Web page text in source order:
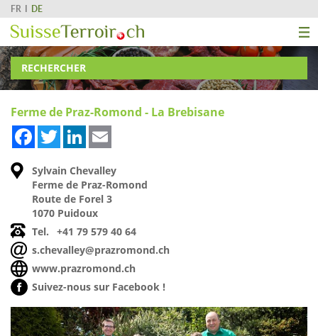
FR DE
RECHERCHER
Ferme de Praz-Romond - La Brebisane
FacebookTwitterLinkedIn
Sylvain Chevalley
Ferme de Praz-Romond
Route de Forel 3
1070 Puidoux
Tel.
+41 79 579 40 64
s.chevalley@prazromond.ch
www.prazromond.ch
Suivez-nous sur Facebook !